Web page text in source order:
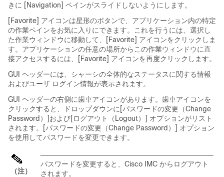
きに [Navigation] ペインがスライドしないようにします。
[Favorite] アイコンは星形のボタンで、アプリケーション内の特定
の作業ペインをお気に入りにできます。これを行うには、選択し
た作業ウィンドウに移動して、[Favorite] アイコンをクリックしま
す。アプリケーションの任意の場所からこの作業ウィンドウに直
接アクセスするには、[Favorite] アイコンを再度クリックします。
GUI ヘッダーには、シャーシの全体的なステータスに関する情報
およびユーザ ログイン情報が表示されます。
GUI ヘッダーの右側に歯車アイコンがあります。歯車アイコンを
クリックすると、ドロップダウンに[パスワードの変更（Change
Password）] および[ログアウト（Logout）] オプションがリスト
されます。[パスワードの変更（Change Password）] オプション
を使用してパスワードを変更できます。
（注）
パスワードを変更すると、Cisco IMC からログアウト
されます。